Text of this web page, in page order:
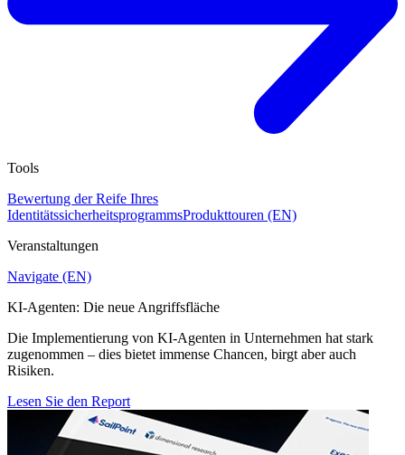
Tools
Bewertung der Reife Ihres
IdentitätssicherheitsprogrammsProdukttouren (EN)
Veranstaltungen
Navigate (EN)
KI-Agenten: Die neue Angriffsfläche
Die Implementierung von KI-Agenten in Unternehmen hat stark
zugenommen – dies bietet immense Chancen, birgt aber auch
Risiken.
Lesen Sie den Report